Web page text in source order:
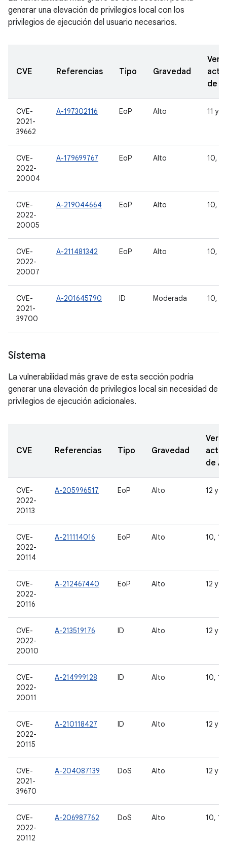
generar una elevación de privilegios local con los
privilegios de ejecución del usuario necesarios.
CVE Referencias Tipo Gravedad
de
CVE-
2021-
39662
A-197302116 EoP Alto 11 y
CVE-
2022-
20004
A-179699767 EoP Alto 10,
CVE-
2022-
20005
A-219044664 EoP Alto 10,
CVE-
2022-
20007
A-211481342 EoP Alto 10,
CVE-
2021-
39700
A-201645790 ID Moderada 10,
Sistema
La vulnerabilidad más grave de esta sección podría
generar una elevación de privilegios local sin necesidad de
privilegios de ejecución adicionales.
CVE Referencias Tipo Gravedad
de
CVE-
2022-
20113
A-205996517 EoP Alto 12 y
CVE-
2022-
20114
A-211114016 EoP Alto 10,
CVE-
2022-
20116
A-212467440 EoP Alto 12 y
CVE-
2022-
20010
A-213519176 ID Alto 12 y
CVE-
2022-
20011
A-214999128 ID Alto 10,
CVE-
2022-
20115
A-210118427 ID Alto 12 y
CVE-
2021-
39670
A-204087139 DoS Alto 12 y
CVE-
2022-
20112
A-206987762 DoS Alto 10,